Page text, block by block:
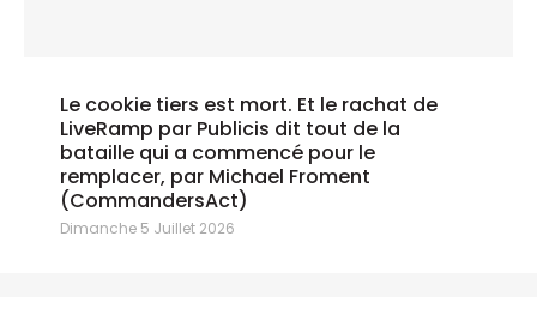
Le cookie tiers est mort. Et le rachat de
LiveRamp par Publicis dit tout de la
bataille qui a commencé pour le
remplacer, par Michael Froment
(CommandersAct)
Dimanche 5 Juillet 2026